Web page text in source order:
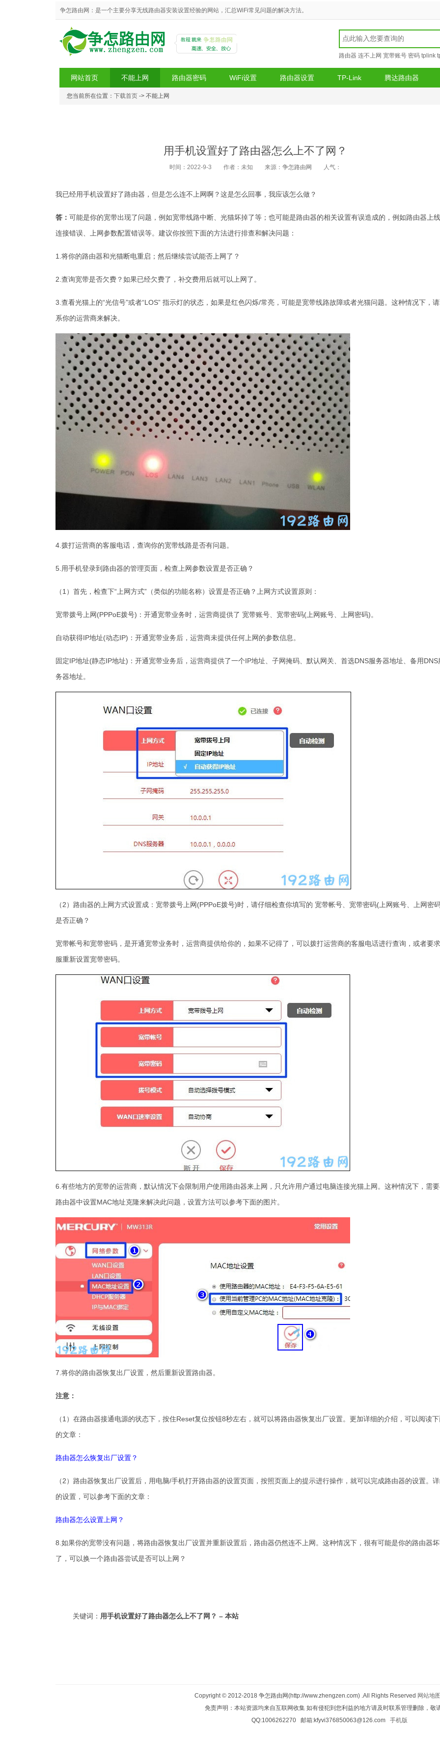
争怎路由网：是一个主要分享无线路由器安装设置经验的网站，汇总WiFi常见问题的解决方法。
争怎路由网
路由器 连不上网 宽带账号 密码 tplink
网站首页 不能上网 路由器密码 WiFi设置 路由器设置 TP-Link 腾达路由器
您当前所在位置： 下载首页-> 不能上网
用手机设置好了路由器怎么上不了网？
时间：2022-9-3 作者：未知 来源： 争怎路由网 人气：
我已经用手机设置好了路由器，但是怎么连不上网啊？这是怎么回事，我应该怎么做？
答： 可能是你的宽带出现了问题，例如宽带线路中断、光猫坏掉了等；也可能是路由器的相关设置有误造成的，例如路由器上
连接错误、上网参数配置错误等。建议你按照下面的方法进行排查和解决问题：
1.将你的路由器和光猫断电重启；然后继续尝试能否上网了？
2.查询宽带是否欠费？如果已经欠费了，补交费用后就可以上网了。
3.查看光猫上的“光信号”或者“LOS” 指示灯的状态，如果是红色闪烁/常亮，可能是宽带线路故障或者光猫问题。这种情况下，
系你的运营商来解决。
4.拨打运营商的客服电话，查询你的宽带线路是否有问题。
5.用手机登录到路由器的管理页面，检查上网参数设置是否正确？
（1）首先，检查下“上网方式”（类似的功能名称）设置是否正确？上网方式设置原则：
宽带拨号上网(PPPoE拨号)：开通宽带业务时，运营商提供了 宽带账号、宽带密码(上网账号、上网密码)。
自动获得IP地址(动态IP)：开通宽带业务后，运营商未提供任何上网的参数信息。
固定IP地址(静态IP地址)：开通宽带业务后，运营商提供了一个IP地址、子网掩码、默认网关、首选DNS服务器地址、备用DNS
务器地址。
（2）路由器的上网方式设置成：宽带拨号上网(PPPoE拨号)时，请仔细检查你填写的 宽带帐号、宽带密码(上网账号、上网密
是否正确？
宽带帐号和宽带密码，是开通宽带业务时，运营商提供给你的，如果不记得了，可以拨打运营商的客服电话进行查询，或者要
服重新设置宽带密码。
6.有些地方的宽带的运营商，默认情况下会限制用户使用路由器来上网，只允许用户通过电脑连接光猫上网。这种情况下，需
路由器中设置MAC地址克隆来解决此问题，设置方法可以参考下面的图片。
7.将你的路由器恢复出厂设置，然后重新设置路由器。
注意：
（1）在路由器接通电源的状态下，按住Reset复位按钮8秒左右，就可以将路由器恢复出厂设置。更加详细的介绍，可以阅读
的文章：
路由器怎么恢复出厂设置？
（2）路由器恢复出厂设置后，用电脑/手机打开路由器的设置页面，按照页面上的提示进行操作，就可以完成路由器的设置。
的设置，可以参考下面的文章：
路由器怎么设置上网？
8.如果你的宽带没有问题，将路由器恢复出厂设置并重新设置后，路由器仍然连不上网。这种情况下，很有可能是你的路由器
了，可以换一个路由器尝试是否可以上网？
关键词： 用手机设置好了路由器怎么上不了网？ – 本站
Copyright © 2012-2018 争怎路由网(http://www.zhengzen.com).All Rights Reserved 网站地
免责声明：本站资源均来自互联网收集 如有侵犯到您利益的地方请及时联系管理删除，敬
QQ:1006262270 邮箱:kfyvi376850063@126.com 手机版